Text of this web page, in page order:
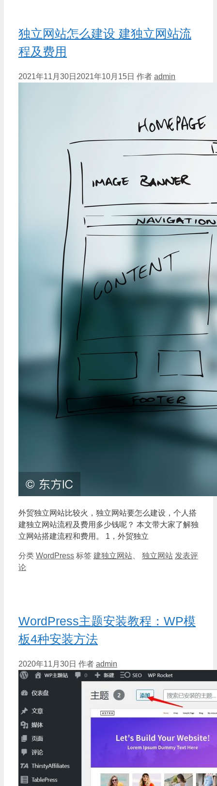
独立网站怎么建设 建独立网站流
程及费用
2021年11月30日 2021年10月15日 作者 admin
外贸独立网站比较火，独立网站要怎么建设，个人搭
建独立网站流程及费用多少钱呢？ 本文带大家了解独
立网站搭建流程和费用。 1，外贸独立
分类 WordPress 标签 建独立网站 独立网站 发表评
论
WordPress主题安装教程：WP模
板4种安装方法
2020年11月30日 作者 admin